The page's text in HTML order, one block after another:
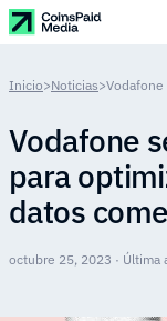
Inicio>Noticias>
Vodafone
para
datos
octubre 25, 2023 · Última